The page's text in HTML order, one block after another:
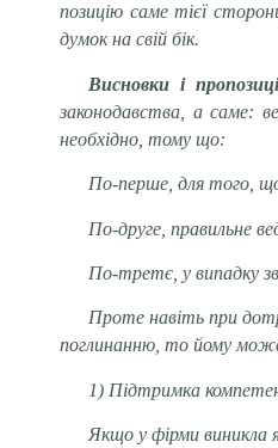
позицію саме тієї
думок на свій бік.
Висновки і
законодавства, а саме:
необхідно, тому що:
По-перше, для того,
По-друге, правильне
По-третє, у випадку
Проте навіть при
поглинанню, то йому
1) Підтримка
Якщо у фірми виникла